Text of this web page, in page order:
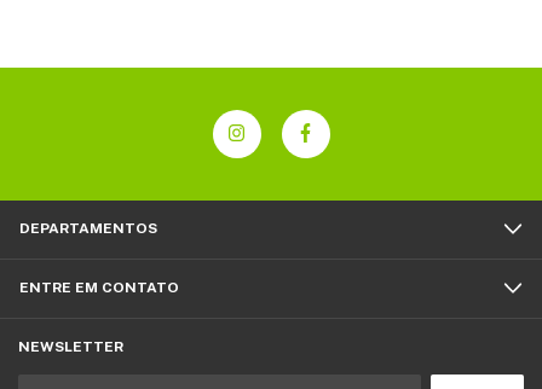
DEPARTAMENTOS
ENTRE EM CONTATO
NEWSLETTER